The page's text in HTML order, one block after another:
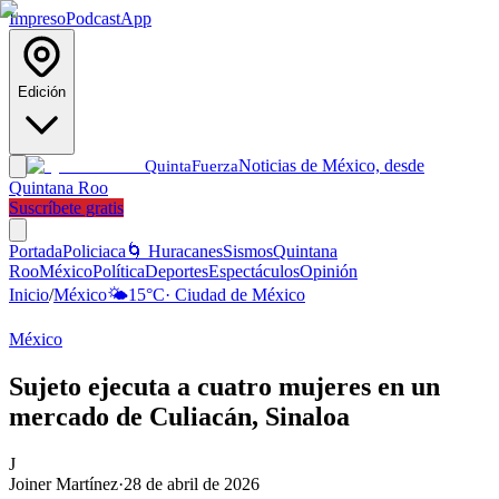
ImpresoPodcastApp
Edición
QuintaFuerzaNoticias de México, desde
Quintana Roo
Suscríbete gratis
PortadaPoliciaca 🌀 HuracanesSismosQuintana
RooMéxicoPolíticaDeportesEspectáculosOpinión
Inicio/México🌤️15°C· Ciudad de México
México
Sujeto ejecuta a cuatro mujeres en un
mercado de Culiacán, Sinaloa
J
Joiner Martínez·28 de abril de 2026